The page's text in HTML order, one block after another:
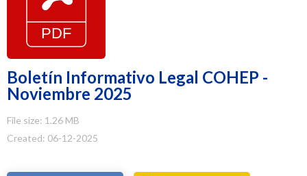
Boletín Informativo Legal COHEP -
Noviembre 2025
File size: 1.26 MB
Created: 06-12-2025